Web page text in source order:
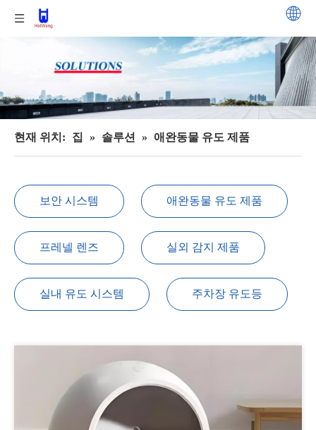
현재 위치: 집 » 솔루션 » 애완동물 유도 제품
보안 시스템 애완동물 유도 제품
프레넬 렌즈 실외 감지 제품
실내 유도 시스템 주차장 유도등